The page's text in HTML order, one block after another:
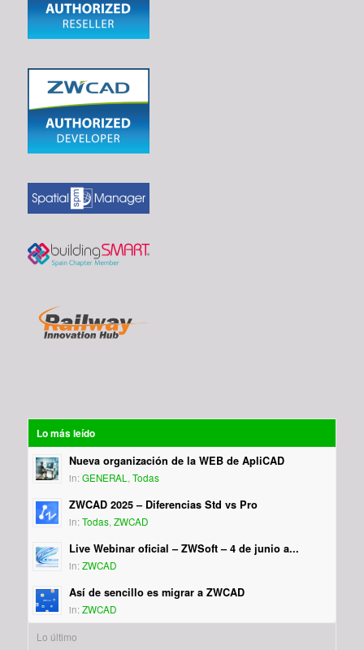
Lo más leído
Nueva organización de la WEB de ApliCAD
in: GENERAL Todas
ZWCAD 2025 – Diferencias Std vs Pro
in: Todas, ZWCAD
Live Webinar oficial – ZWSoft – 4 de junio a...
in: ZWCAD
Así de sencillo es migrar a ZWCAD
in: ZWCAD
Lo último